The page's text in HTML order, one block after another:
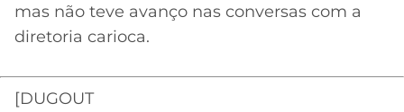
mas não teve avanço nas conversas com a
diretoria carioca.
[DUGOUT